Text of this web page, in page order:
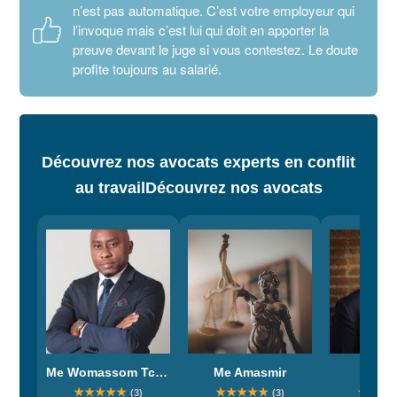
n’est pas automatique. C’est votre employeur qui
l’invoque mais c’est lui qui doit en apporter la
preuve devant le juge si vous contestez. Le doute
profite toujours au salarié.
Découvrez nos avocats experts en conflit
au travailDécouvrez nos avocats
Me Womassom Tchuangou
★★★★★ (3)
Me Amasmir
★★★★★ (3) ★